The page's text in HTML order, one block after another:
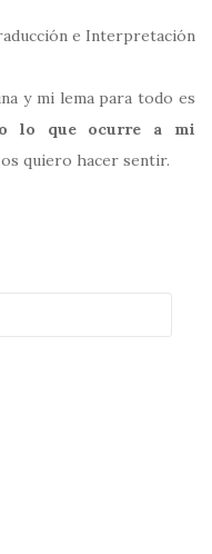
e Interpretación
y mi lema para todo es
lo que ocurre a mi
quiero hacer sentir.